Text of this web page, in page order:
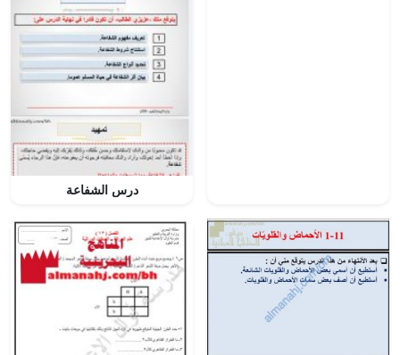
درس الشفاعة